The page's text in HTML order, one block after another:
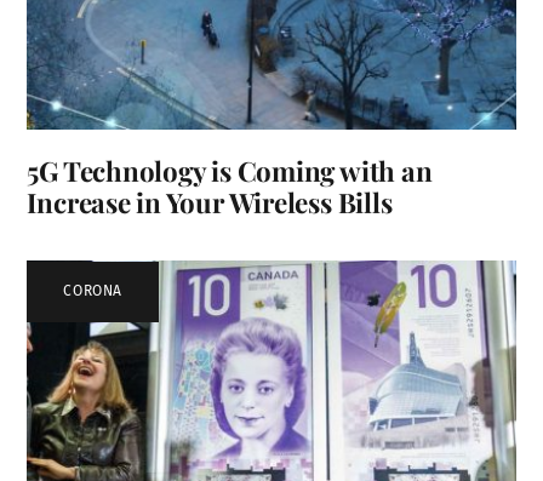
5G Technology is Coming with an
Increase in Your Wireless Bills
CORONA